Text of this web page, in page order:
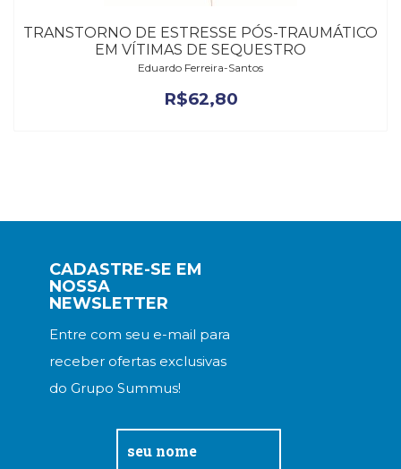
TRANSTORNO DE ESTRESSE PÓS-TRAUMÁTICO
EM VÍTIMAS DE SEQUESTRO
Eduardo Ferreira-Santos
R$62,80
CADASTRE-SE EM
NOSSA
NEWSLETTER
Entre com seu e-mail para
receber ofertas exclusivas
do Grupo Summus!